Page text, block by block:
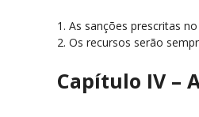
1. As sanções prescritas
2. Os recursos serão
Capítulo IV –